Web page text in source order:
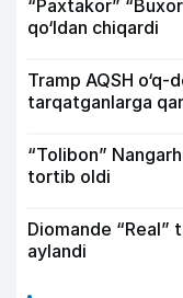
“Paxtakor”
qo‘ldan chiqardi
Tramp AQSH o‘q-
tarqatganlarga
“Tolibon”
tortib oldi
Diomande
aylandi